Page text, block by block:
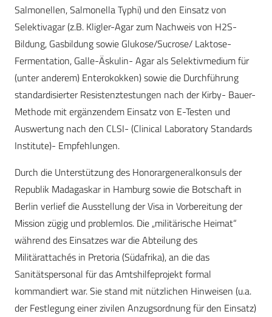
Salmonellen, Salmonella Typhi) und den Einsatz von
Selektivagar (z.B. Kligler-Agar zum Nachweis von H2S-
Bildung, Gasbildung sowie Glukose/Sucrose/ Laktose-
Fermentation, Galle-Äskulin- Agar als Selektivmedium für
(unter anderem) Enterokokken) sowie die Durchführung
standardisierter Resistenztestungen nach der Kirby- Bauer-
Methode mit ergänzendem Einsatz von E-Testen und
Auswertung nach den CLSI- (Clinical Laboratory Standards
Institute)- Empfehlungen.
Durch die Unterstützung des Honorargeneralkonsuls der
Republik Madagaskar in Hamburg sowie die Botschaft in
Berlin verlief die Ausstellung der Visa in Vorbereitung der
Mission zügig und problemlos. Die „militärische Heimat“
während des Einsatzes war die Abteilung des
Militärattachés in Pretoria (Südafrika), an die das
Sanitätspersonal für das Amtshilfeprojekt formal
kommandiert war. Sie stand mit nützlichen Hinweisen (u.a.
der Festlegung einer zivilen Anzugsordnung für den Einsatz)